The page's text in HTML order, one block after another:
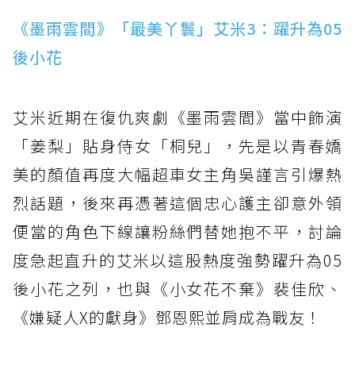
《墨雨雲間》「最美丫鬟」艾米3：躍升為05
後小花
艾米近期在復仇爽劇《墨雨雲間》當中飾演
「姜梨」貼身侍女「桐兒」，先是以青春嬌
美的顏值再度大幅超車女主角吳謹言引爆熱
烈話題，後來再憑著這個忠心護主卻意外領
便當的角色下線讓粉絲們替她抱不平，討論
度急起直升的艾米以這股熱度強勢躍升為05
後小花之列，也與《小女花不棄》裴佳欣、
《嫌疑人X的獻身》鄧恩熙並肩成為戰友！